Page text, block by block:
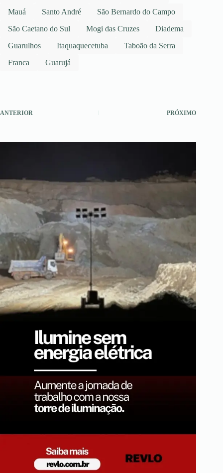
Mauá
Santo André
São Bernardo do Campo
São Caetano do Sul
Mogi das Cruzes
Diadema
Guarulhos
Itaquaquecetuba
Taboão da Serra
Franca
Guarujá
ANTERIOR PRÓXIMO